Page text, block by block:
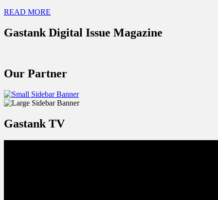
READ MORE
Gastank Digital Issue Magazine
Our Partner
Gastank TV